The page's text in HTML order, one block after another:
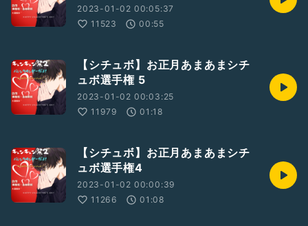
2023-01-02 00:05:37
11523
00:55
【シチュボ】お正月あまあまシチ
ュボ選手権 5
2023-01-02 00:03:25
11979
01:18
【シチュボ】お正月あまあまシチ
ュボ選手権4
2023-01-02 00:00:39
11266
01:08